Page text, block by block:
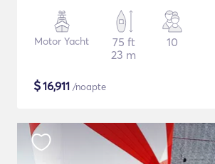
Motor Yacht
75 ft
23 m
10
$16,911 /noapte